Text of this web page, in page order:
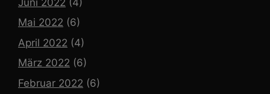
Mai 2022 (6)
April 2022 (4)
März 2022 (6)
Februar 2022 (6)